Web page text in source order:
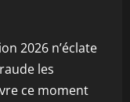
2026 n’éclate
les
ce moment